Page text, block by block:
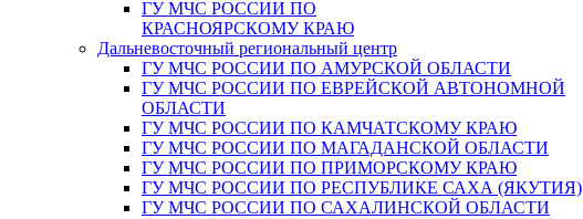
ГУ МЧС РОССИИ ПО
КРАСНОЯРСКОМУ КРАЮ
Дальневосточный региональный центр
ГУ МЧС РОССИИ ПО АМУРСКОЙ ОБЛАСТИ
ГУ МЧС РОССИИ ПО ЕВРЕЙСКОЙ АВТОНОМНОЙ
ОБЛАСТИ
ГУ МЧС РОССИИ ПО КАМЧАТСКОМУ КРАЮ
ГУ МЧС РОССИИ ПО МАГАДАНСКОЙ ОБЛАСТИ
ГУ МЧС РОССИИ ПО ПРИМОРСКОМУ КРАЮ
ГУ МЧС РОССИИ ПО РЕСПУБЛИКЕ САХА (ЯКУТИЯ)
ГУ МЧС РОССИИ ПО САХАЛИНСКОЙ ОБЛАСТИ